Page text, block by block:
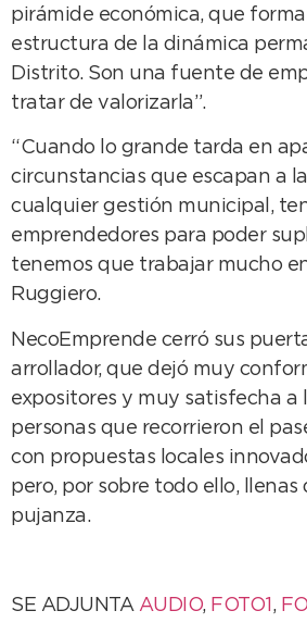
pirámide económica, que
estructura de la dinámica
Distrito. Son una fuente de
tratar de valorizarla”.
“Cuando lo grande tarda en
circunstancias que escapan a
cualquier gestión municipal,
emprendedores para poder
tenemos que trabajar mucho
Ruggiero.
NecoEmprende cerró sus
arrollador, que dejó muy
expositores y muy satisfecha a
personas que recorrieron el
con propuestas locales
pero, por sobre todo ello, llenas
pujanza.
SE ADJUNTA AUDIO, FOTO1 ,